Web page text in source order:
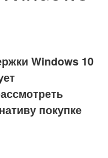
Windows 10
покупке